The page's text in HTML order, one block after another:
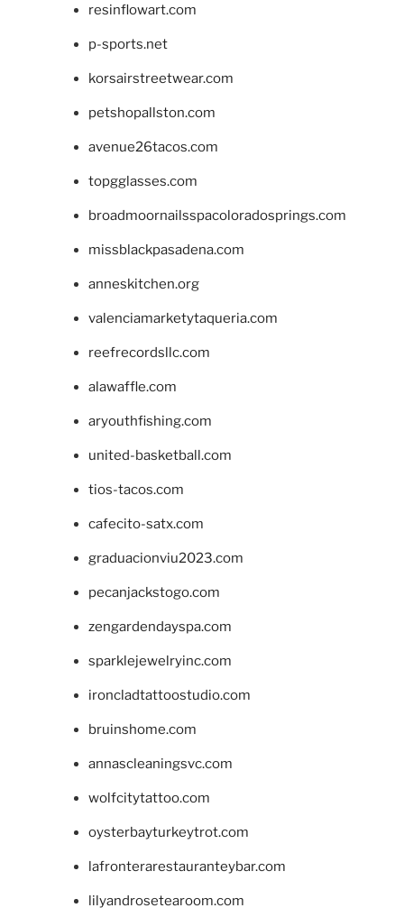
resinflowart.com
p-sports.net
korsairstreetwear.com
petshopallston.com
avenue26tacos.com
topgglasses.com
broadmoornailsspacoloradosprings.com
missblackpasadena.com
anneskitchen.org
valenciamarketytaqueria.com
reefrecordsllc.com
alawaffle.com
aryouthfishing.com
united-basketball.com
tios-tacos.com
cafecito-satx.com
graduacionviu2023.com
pecanjackstogo.com
zengardendayspa.com
sparklejewelryinc.com
ironcladtattoostudio.com
bruinshome.com
annascleaningsvc.com
wolfcitytattoo.com
oysterbayturkeytrot.com
lafronterarestauranteybar.com
lilyandrosetearoom.com